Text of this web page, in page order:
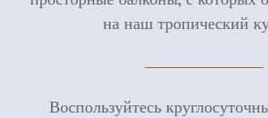
на наш тропический
Воспользуйтесь